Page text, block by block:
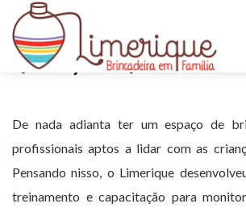
Capacitação de profissionais
De nada adianta ter um espaço de
profissionais aptos a lidar com as
Pensando nisso, o Limerique
treinamento e capacitação para